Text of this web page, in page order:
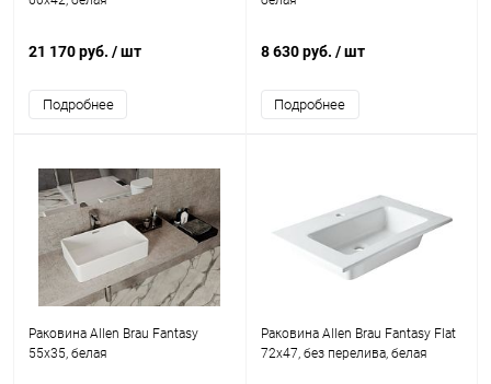
21 170 руб. / шт
Подробнее
8 630 руб. / шт
Подробнее
Раковина Allen Brau Fantasy
55x35, белая
Раковина Allen Brau Fantasy Flat
72x47, без перелива, белая